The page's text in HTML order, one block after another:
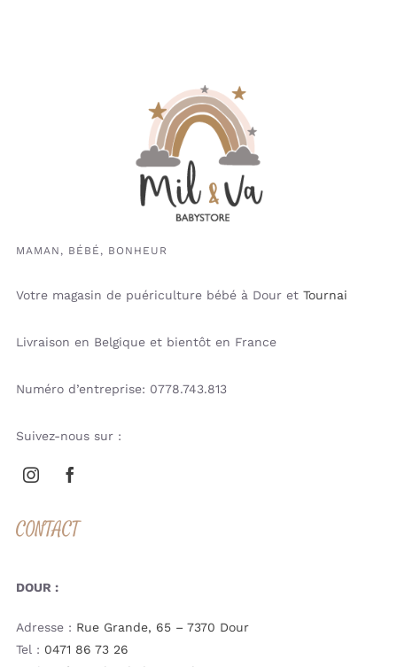
MAMAN, BÉBÉ, BONHEUR
Votre magasin de puériculture bébé à Dour et Tournai
Livraison en Belgique et bientôt en France
Numéro d’entreprise: 0778.743.813
Suivez-nous sur :
CONTACT
DOUR :
Adresse : Rue Grande, 65 – 7370 Dour
Tel : 0471 86 73 26